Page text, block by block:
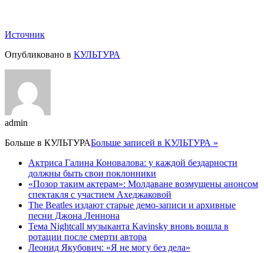
Источник
Опубликовано в КУЛЬТУРА
admin
Больше в КУЛЬТУРАБольше записей в КУЛЬТУРА »
Актриса Галина Коновалова: у каждой бездарности
должны быть свои поклонники
«Позор таким актерам»: Молдаване возмущены анонсом
спектакля с участием Ахеджаковой
The Beatles издают старые демо-записи и архивные
песни Джона Леннона
Тема Nightcall музыканта Kavinsky вновь вошла в
ротации после смерти автора
Леонид Якубович: «Я не могу без дела»